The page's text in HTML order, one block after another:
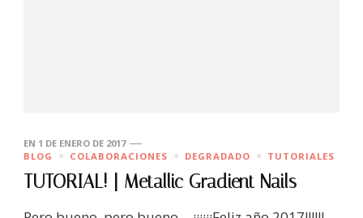
EN 1 DE ENERO DE 2017
BLOG
COLABORACIONES DEGRADADO TUTORIALES
TUTORIAL! | Metallic Gradient Nails